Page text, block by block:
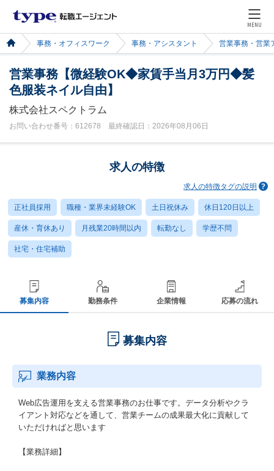
MENU
事務・オフィスワーク 事務・アシスタント 営業事務・営業
営業事務【微経験OK◆家賃手当月3万円◆髪
色服装ネイル自由】
株式会社スペクトラム
お問い合わせ番号：612678 最終確認日：2026年08月06日
求人の特徴
求人の特徴タグの説明
正社員採用 職種・業界未経験OK 土日祝休み 休日120日以上
産休・育休あり 月残業20時間以内 転勤なし 学歴不問
社宅・住宅補助
募集内容 勤務条件 企業情報 応募の流れ
募集内容
業務内容
Web広告運用を支える営業事務のお仕事です。データ分析やクラ
イアント対応などを通して、営業チームの成果最大化に貢献して
いただければと思います
【業務詳細】